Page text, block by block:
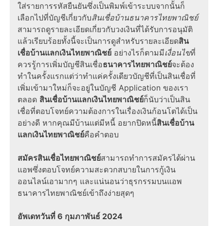
ใส่รายการรหัสยืนยันซึ่งเป็นพิมพ์เข้าระบบจากนั้นก็
เลือกไปที่บัญชีเกี่ยวกับสินเชื่อบ้านธนาคารไทยพาณิชย์
สามารถดูรายละเอียดเกี่ยวกับวงเงินที่ได้รับการอนุมัติ
แล้วเรียบร้อยทั้งนี้จะเป็นการดูสำหรับรายละเอียดสิน
เชื่อบ้านแลกเงินไทยพาณิชย์ อย่างไรก็ตามมีเงื่อนไขที่
ควรรู้การเพิ่มบัญชีสินเชื่อธนาคารไทยพาณิชย์จะต้อง
ทำในครั้งแรกแต่ว่าทำแค่ครั้งเดียวบัญชีที่เป็นสินเชื่อที่
เพิ่มเข้ามาใหม่ก็จะอยู่ในบัญชี Application ของเรา
ตลอด สินเชื่อบ้านแลกเงินไทยพาณิชย์ก็นับว่าเป็นสิน
เชื่อที่ตอบโจทย์ความต้องการในเรื่องเงินก้อนโตได้เป็น
อย่างดี หากคุณมีบ้านแต่มีหนี้ อยากปิดหนี้สินเชื่อบ้าน
แลกเงินไทยพาณิชย์คือคำตอบ
สมัครสินเชื่อไทยพาณิชย์สามารถทำการสมัครได้ผ่าน
แอพซึ่งตอบโจทย์ความสะดวกสบายในการกู้เงิน
ออนไลน์เอามากๆ และแน่นอนว่าธุรกรรมบนแอพ
ธนาคารไทยพาณิชย์เข้าถึงง่ายสุดๆ
อัพเดทวันที่ 6 กุมภาพันธ์ 2024